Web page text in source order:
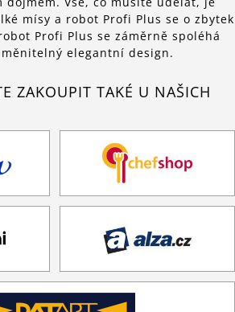
mísy a robot Profi Plus se o zbytek
Profi Plus se záměrně spoléhá
elegantní design.
ZAKOUPIT TAKÉ U NAŠICH